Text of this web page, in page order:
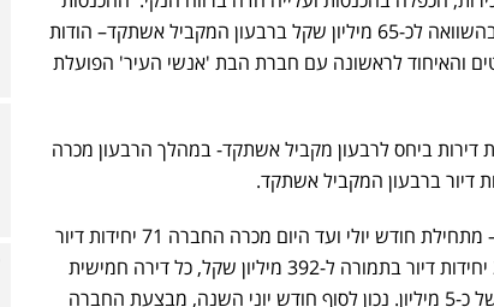
ברבעון השני של 2021 הוכפלו לכ-130 מיליון שקל, בהשוואה לכ-65 מיליון שקל ברבעון המקביל אשתקד– הודות
והאיחוד לראשונה עם חברת הבת 'אנשי העיר' הפועלת
של למעלה מפי 3 בהיקף מכירת דירות ביחס לרבעון מקביל אשתקד- במהלך הרבעון מכרה
קצב המכירות הגבוה ממשיך גם לאחר תאריך המאזן– מתחילת חודש יולי ועד היום מכרה החברה 71 יחידות דיור
נוספות; מתחילת השנה ועד היום מכרה החברה 203 יחידות דיור בתמורה ל-392 מיליון שקל, כל דירה חמישית
, לפי מחיר דירה ממוצע של כ-5 מיליון. נכון לסוף חודש יוני השנה, מבצעת החברה